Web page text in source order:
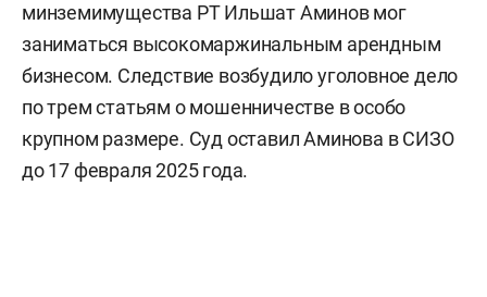
минземимущества РТ Ильшат Аминов мог
заниматься высокомаржинальным арендным
бизнесом. Следствие возбудило уголовное дело
по трем статьям о мошенничестве в особо
крупном размере. Суд оставил Аминова в СИЗО
до 17 февраля 2025 года.